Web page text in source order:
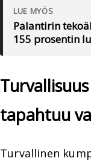
LUE MYÖS
Palantirin
155 prosentin
tapahtuu
Turvallinen